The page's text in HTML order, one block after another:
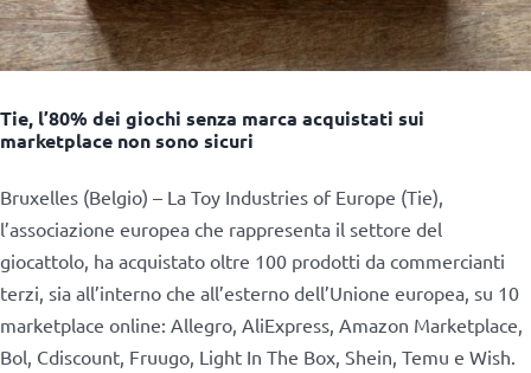
Tie, l’80% dei giochi senza marca acquistati sui
marketplace non sono sicuri
Bruxelles (Belgio) – La Toy Industries of Europe (Tie),
l’associazione europea che rappresenta il settore del
giocattolo, ha acquistato oltre 100 prodotti da commercianti
terzi, sia all’interno che all’esterno dell’Unione europea, su 10
marketplace online: Allegro, AliExpress, Amazon Marketplace,
Bol, Cdiscount, Fruugo, Light In The Box, Shein, Temu e Wish.